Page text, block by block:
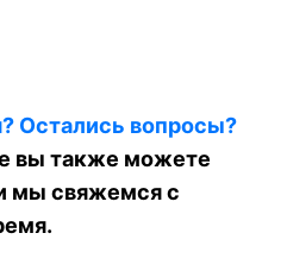
Остались вопросы?
вы также можете
мы свяжемся с